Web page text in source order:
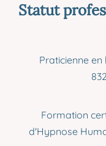
Statut
Praticienne en
Formation
d'Hypnose